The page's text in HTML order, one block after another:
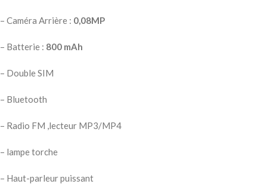
– Caméra Arrière : 0,08MP
– Batterie : 800 mAh
– Double SIM
– Bluetooth
– Radio FM ,lecteur MP3/MP4
– lampe torche
– Haut-parleur puissant